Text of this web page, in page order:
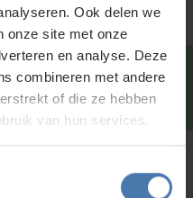
Ook delen we
onze site met onze
en analyse. Deze
combineren met andere
of die ze hebben
van hun services.
je vragen
.